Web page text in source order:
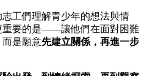
工們理解青少年的想法與情
重要的是——讓他們在面對困難
而是願意先建立關係，再進一步